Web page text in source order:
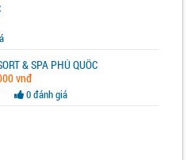
& SPA PHÚ QUỐC
vnđ
0 đánh giá